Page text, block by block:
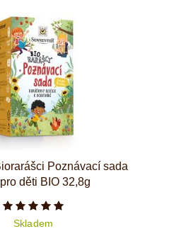
Poznávací sada
děti BIO 32,8g
Počet hvězdiček je 5 z 5
Skladem